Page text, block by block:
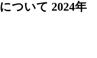
ついて 2024年